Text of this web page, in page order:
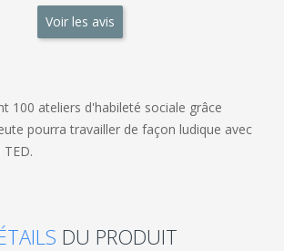
Voir les avis
100 ateliers d'habileté sociale grâce
pourra travailler de façon ludique avec
DU PRODUIT